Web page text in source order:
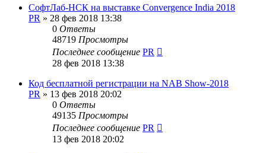
СофтЛаб-НСК на выставке Convergence India 2018
PR » 28 фев 2018 13:38
0 Ответы
48719 Просмотры
Последнее сообщение PR
28 фев 2018 13:38
Код бесплатной регистрации на NAB Show-2018
PR » 13 фев 2018 20:02
0 Ответы
49135 Просмотры
Последнее сообщение PR
13 фев 2018 20:02